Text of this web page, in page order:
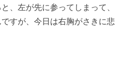
、左が先に参ってしまって、
すが、今日は右胸がさきに悲